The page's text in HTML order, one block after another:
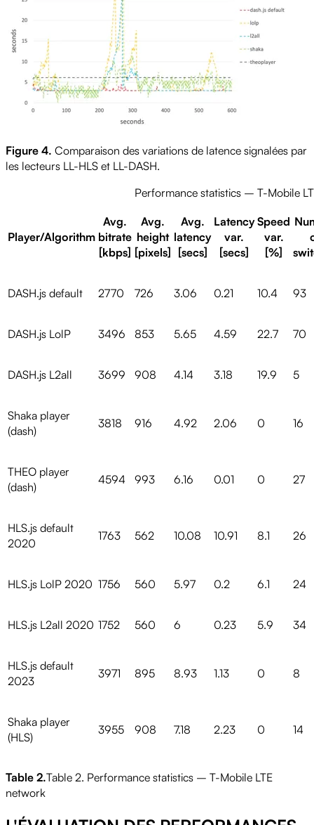
Figure 4. Comparaison des variations de latence signalées par
les lecteurs LL-HLS et LL-DASH.
Performance statistics – T-Mobile
Player/Algorithm
Avg.
bitrate
[kbps]
Avg.
height
[pixels]
Avg.
latency
[secs]
Latency
var.
[secs]
Speed
var.
[%]
DASH.js default 2770 726 3.06 0.21 10.4 93
DASH.js LolP 3496 853 5.65 4.59 22.7 70
DASH.js L2all 3699 908 4.14 3.18 19.9 5
Shaka player
(dash)
3818 916 4.92 2.06 0 16
THEO player
(dash)
4594 993 6.16 0.01 0 27
HLS.js default
2020
1763 562 10.08 10.91 8.1 26
HLS.js LolP 2020 1756 560 5.97 0.2 6.1 24
HLS.js L2all 2020 1752 560 6 0.23 5.9 34
HLS.js default
2023
3971 895 8.93 1.13 0 8
Shaka player
(HLS)
3955 908 7.18 2.23 0 14
Play
Table 2.Table 2. Performance statistics – T-Mobile LTE
network